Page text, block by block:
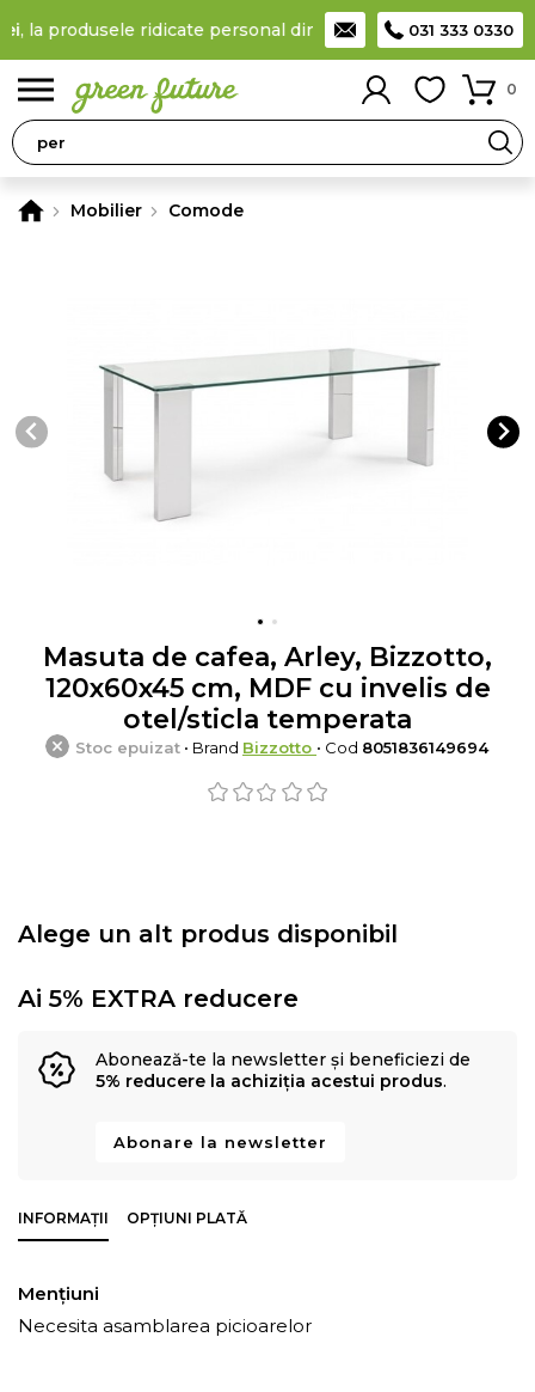
produsele ridicate personal din locker Taxă de livrare 11,99
031 333 0330
0
Mobilier Comode
Masuta de cafea, Arley, Bizzotto,
120x60x45 cm, MDF cu invelis de
otel/sticla temperata
Stoc epuizat • Brand Bizzotto • Cod 8051836149694
Alege un alt produs disponibil
Ai 5% EXTRA reducere
Abonează-te la newsletter și beneficiezi de
5% reducere la achiziția acestui produs.
Abonare la newsletter
INFORMAȚII OPȚIUNI PLATĂ
Mențiuni
Necesita asamblarea picioarelor